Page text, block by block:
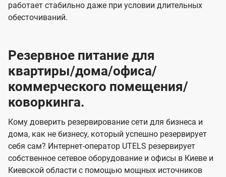
работает стабильно даже при условии длительных
обесточиваний.
Резервное питание для
квартиры/дома/офиса/
коммерческого помещения/
коворкинга.
Кому доверить резервирование сети для бизнеса и
дома, как не бизнесу, который успешно резервирует
себя сам? Интернет-оператор UTELS резервирует
собственное сетевое оборудование и офисы в Киеве и
Киевской области с помощью мощных источников